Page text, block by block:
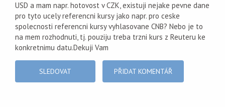
USD a mam napr. hotovost v CZK, existuji nejake pevne dane
pro tyto ucely referencni kursy jako napr. pro ceske
spolecnosti referencni kursy vyhlasovane CNB? Nebo je to
na mem rozhodnuti, tj. pouziju treba trzni kurs z Reuteru ke
konkretnimu datu.Dekuji Vam
SLEDOVAT PŘIDAT KOMENTÁŘ